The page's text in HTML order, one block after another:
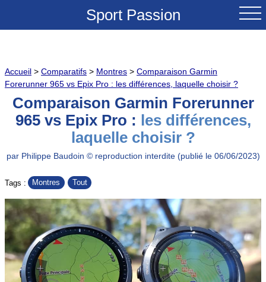
Sport Passion
NOUVEAUTES
TESTS & REVUES
COMPARATIFS
GRANDS COLS A VELO
SOLDES
Accueil > Comparatifs > Montres > Comparaison Garmin
Forerunner 965 vs Epix Pro : les différences, laquelle choisir ?
Comparaison Garmin Forerunner
965 vs Epix Pro :
les différences,
laquelle choisir ?
par Philippe Baudoin © reproduction interdite (publié le 06/06/2023)
Tags : Montres Tout